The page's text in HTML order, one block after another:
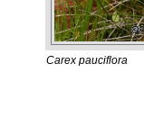
Carex pauciflora